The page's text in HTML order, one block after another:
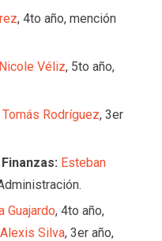
, 4to año, mención
Nicole Véliz, 5to año,
Tomás Rodríguez, 3er
Esteban
Guajardo, 4to año,
Alexis Silva, 3er año,